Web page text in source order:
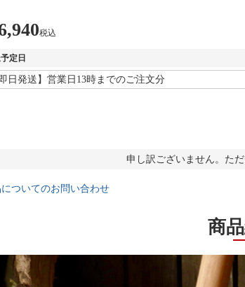
税込
定日
申し訳ございません。た
ついてのお問い合わせ
商